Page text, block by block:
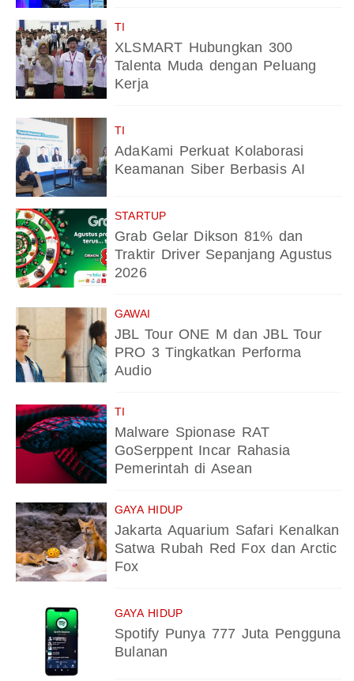
TI
XLSMART Hubungkan 300
Talenta Muda dengan Peluang
Kerja
TI
AdaKami Perkuat Kolaborasi
Keamanan Siber Berbasis AI
STARTUP
Grab Gelar Dikson 81% dan
Traktir Driver Sepanjang Agustus
2026
GAWAI
JBL Tour ONE M dan JBL Tour
PRO 3 Tingkatkan Performa
Audio
TI
Malware Spionase RAT
GoSerppent Incar Rahasia
Pemerintah di Asean
GAYA HIDUP
Jakarta Aquarium Safari Kenalkan
Satwa Rubah Red Fox dan Arctic
Fox
GAYA HIDUP
Spotify Punya 777 Juta Pengguna
Bulanan